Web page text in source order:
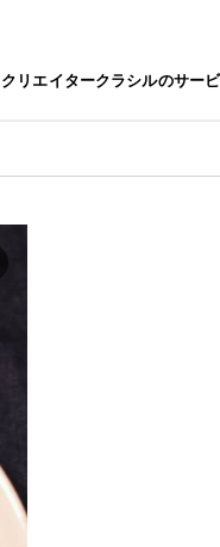
クリエイタークラシルのサー